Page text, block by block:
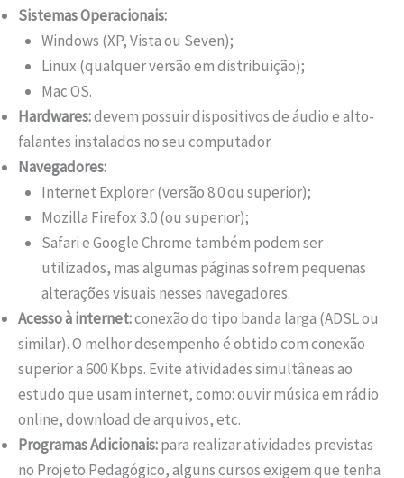
Sistemas Operacionais:
Windows (XP, Vista ou Seven);
Linux (qualquer versão em distribuição);
Mac OS.
Hardwares:devem possuir dispositivos de áudio e alto-
falantes instalados no seu computador.
Navegadores:
Internet Explorer (versão 8.0 ou superior);
Mozilla Firefox 3.0 (ou superior);
Safari e Google Chrome também podem ser
utilizados, mas algumas páginas sofrem pequenas
alterações visuais nesses navegadores.
Acesso à internet:conexão do tipo banda larga (ADSL ou
similar). O melhor desempenho é obtido com conexão
superior a 600 Kbps. Evite atividades simultâneas ao
estudo que usam internet, como: ouvir música em rádio
online, download de arquivos, etc.
Programas Adicionais:para realizar atividades previstas
no Projeto Pedagógico, alguns cursos exigem que tenha